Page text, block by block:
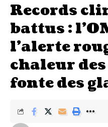
Records
battus :
l’alerte
chaleur
fonte des